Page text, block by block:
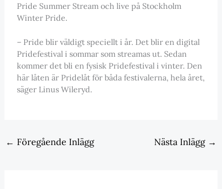
Pride Summer Stream och live på Stockholm
Winter Pride.
– Pride blir väldigt speciellt i år. Det blir en digital
Pridefestival i sommar som streamas ut. Sedan
kommer det bli en fysisk Pridefestival i vinter. Den
här låten är Pridelåt för båda festivalerna, hela året,
säger Linus Wileryd.
← Föregående Inlägg Nästa Inlägg →